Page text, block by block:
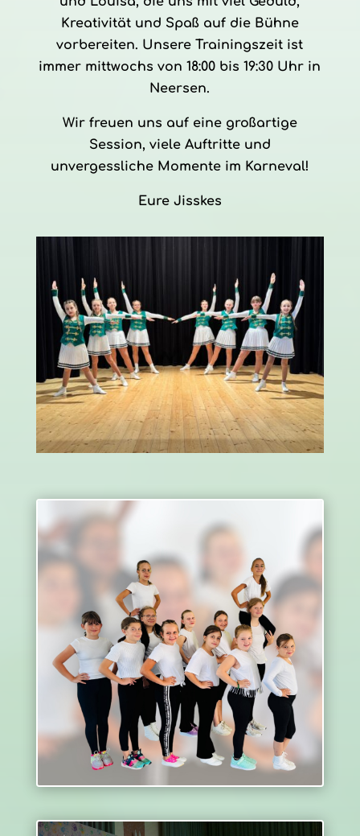
Kreativität und Spaß auf die Bühne
vorbereiten. Unsere Trainingszeit ist
immer mittwochs von 18:00 bis 19:30 Uhr in
Neersen.
Wir freuen uns auf eine großartige
Session, viele Auftritte und
unvergessliche Momente im Karneval!
Eure Jisskes